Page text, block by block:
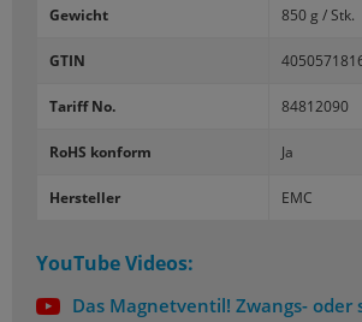
Gewicht 850 g / Stk.
GTIN
Tariff No. 84812090
RoHS konform Ja
Hersteller EMC
YouTube Videos:
Das Magnetventil! Zwangs- oder